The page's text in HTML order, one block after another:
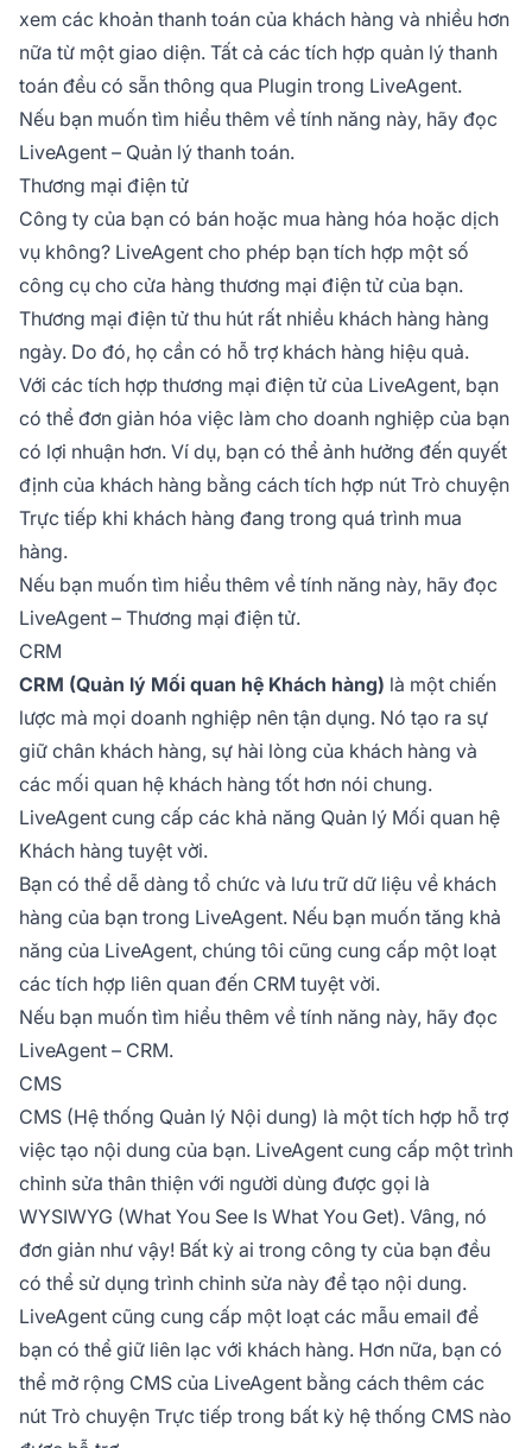
xem các khoản thanh toán của khách hàng và nhiều hơn
nữa từ một giao diện. Tất cả các tích hợp quản lý thanh
toán đều có sẵn thông qua Plugin trong LiveAgent.
Nếu bạn muốn tìm hiểu thêm về tính năng này, hãy đọc
LiveAgent – Quản lý thanh toán.
Thương mại điện tử
Công ty của bạn có bán hoặc mua hàng hóa hoặc dịch
vụ không? LiveAgent cho phép bạn tích hợp một số
công cụ cho cửa hàng thương mại điện tử của bạn.
Thương mại điện tử thu hút rất nhiều khách hàng hàng
ngày. Do đó, họ cần có hỗ trợ khách hàng hiệu quả.
Với các tích hợp thương mại điện tử của LiveAgent, bạn
có thể đơn giản hóa việc làm cho doanh nghiệp của bạn
có lợi nhuận hơn. Ví dụ, bạn có thể ảnh hưởng đến quyết
định của khách hàng bằng cách tích hợp nút Trò chuyện
Trực tiếp khi khách hàng đang trong quá trình mua
hàng.
Nếu bạn muốn tìm hiểu thêm về tính năng này, hãy đọc
LiveAgent – Thương mại điện tử.
CRM
CRM (Quản lý Mối quan hệ Khách hàng) là một chiến
lược mà mọi doanh nghiệp nên tận dụng. Nó tạo ra sự
giữ chân khách hàng, sự hài lòng của khách hàng và
các mối quan hệ khách hàng tốt hơn nói chung.
LiveAgent cung cấp các khả năng Quản lý Mối quan hệ
Khách hàng tuyệt vời.
Bạn có thể dễ dàng tổ chức và lưu trữ dữ liệu về khách
hàng của bạn trong LiveAgent. Nếu bạn muốn tăng khả
năng của LiveAgent, chúng tôi cũng cung cấp một loạt
các tích hợp liên quan đến CRM tuyệt vời.
Nếu bạn muốn tìm hiểu thêm về tính năng này, hãy đọc
LiveAgent – CRM.
CMS
CMS (Hệ thống Quản lý Nội dung) là một tích hợp hỗ trợ
việc tạo nội dung của bạn. LiveAgent cung cấp một trình
chỉnh sửa thân thiện với người dùng được gọi là
WYSIWYG (What You See Is What You Get). Vâng, nó
đơn giản như vậy! Bất kỳ ai trong công ty của bạn đều
có thể sử dụng trình chỉnh sửa này để tạo nội dung.
LiveAgent cũng cung cấp một loạt các mẫu email để
bạn có thể giữ liên lạc với khách hàng. Hơn nữa, bạn có
thể mở rộng CMS của LiveAgent bằng cách thêm các
nút Trò chuyện Trực tiếp trong bất kỳ hệ thống CMS nào